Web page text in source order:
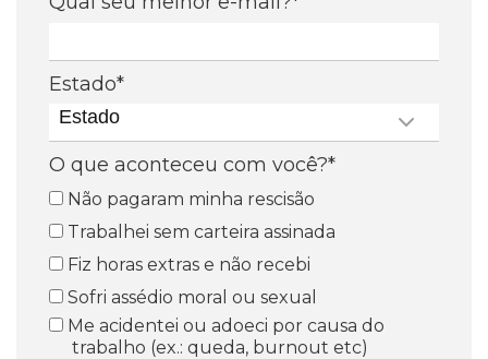
Estado*
Estado
O que aconteceu com você?*
Não pagaram minha rescisão
Trabalhei sem carteira assinada
Fiz horas extras e não recebi
Sofri assédio moral ou sexual
Me acidentei ou adoeci por causa do
trabalho (ex.: queda, burnout etc)